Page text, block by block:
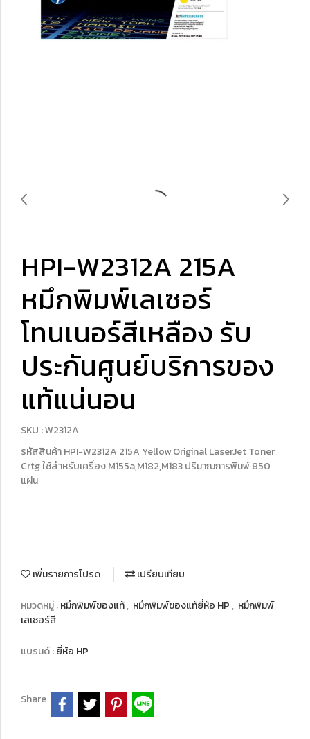
HPI-W2312A 215A
หมึกพิมพ์เลเซอร์
โทนเนอร์สีเหลือง รับ
ประกันศูนย์บริการของ
แท้แน่นอน
SKU : W2312A
รหัสสินค้า HPI-W2312A 215A Yellow Original LaserJet Toner
Crtg ใช้สำหรับเครื่อง M155a,M182,M183 ปริมาณการพิมพ์ 850
แผ่น
เพิ่มรายการโปรด เปรียบเทียบ
หมวดหมู่ :หมึกพิมพ์ของแท้, หมึกพิมพ์ของแท้ยี่ห้อ HP , หมึกพิมพ์
เลเซอร์สี
แบรนด์ :ยี่ห้อ HP
Share